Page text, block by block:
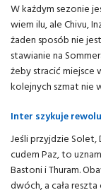
W każdym sezonie
wiem ilu, ale Chivu,
żaden sposób nie
stawianie na
żeby stracić miejsce
kolejnych szmat nie
Inter szykuje
Jeśli przyjdzie Solet,
cudem Paz, to
Bastoni i Thuram.
dwóch, a cała